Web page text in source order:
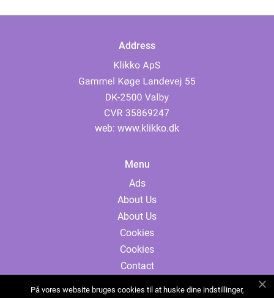
Address
web: www.klikko.dk
Menu
Ads
About Us
About Us
Cookies
Cookies
Contact
På vores website bruges cookies til at huske dine indstillinger,